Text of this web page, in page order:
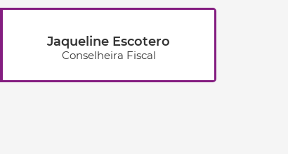
Jaqueline Escotero
Conselheira Fiscal